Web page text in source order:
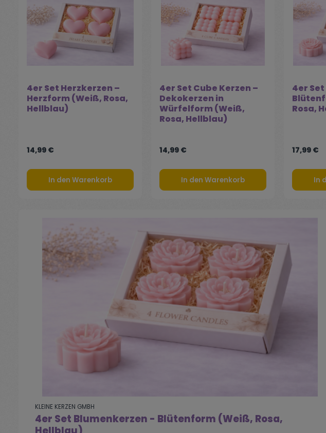
4er Set Herzkerzen –
Herzform (Weiß, Rosa,
Hellblau)
14,99 €
In den Warenkorb
4er Set Cube Kerzen –
Dekokerzen in
Würfelform (Weiß,
Rosa, Hellblau)
14,99 €
In den Warenkorb
4er
Rosa,
17,99 €
In
KLEINE KERZEN GMBH
4er Set Blumenkerzen - Blütenform (Weiß, Rosa,